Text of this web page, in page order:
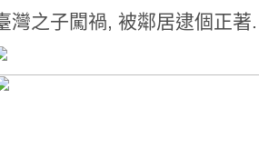
灣之子闖禍, 被鄰居逮個正